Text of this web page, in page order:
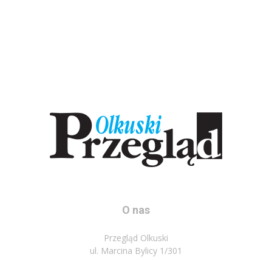
O nas
Przegląd Olkuski
ul. Marcina Bylicy 1/301